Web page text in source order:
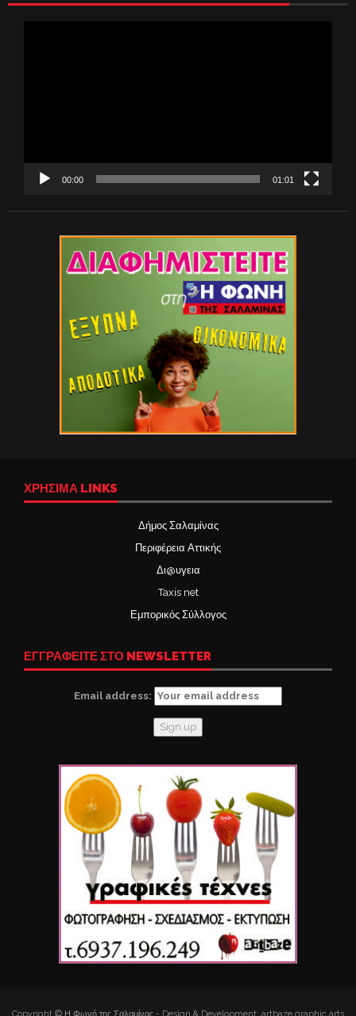
00:00 01:01
ΧΡΉΣΙΜΑ LINKS
Δήμος Σαλαμίνας
Περιφέρεια Αττικής
Δι@υγεια
Taxis net
Εμπορικός Σύλλογος
ΕΓΓΡΑΦΕΙΤΕ ΣΤΟ NEWSLETTER
Email address: